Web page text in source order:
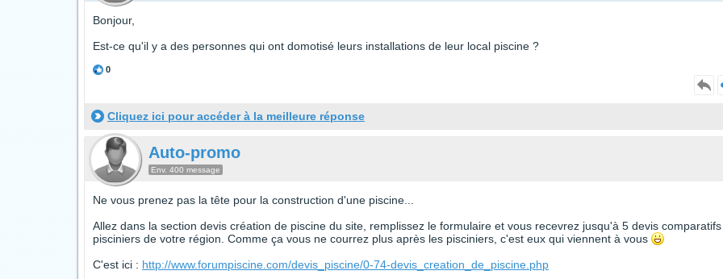
Bonjour,
Est-ce qu'il y a des personnes qui ont domotisé leurs installations de leur local piscine ?
0
Cliquez ici pour accéder à la meilleure réponse
Auto-promo
Env. 400 message
Ne vous prenez pas la tête pour la construction d'une piscine...
Allez dans la section devis création de piscine du site, remplissez le formulaire et vous recevrez jusqu'à 5 devis
pisciniers de votre région. Comme ça vous ne courrez plus après les pisciniers, c'est eux qui viennent à vous
C'est ici : http://www.forumpiscine.com/devis_piscine/0-74-devis_creation_de_piscine.php